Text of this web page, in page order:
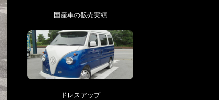
国産車の販売実績
ドレスアップ